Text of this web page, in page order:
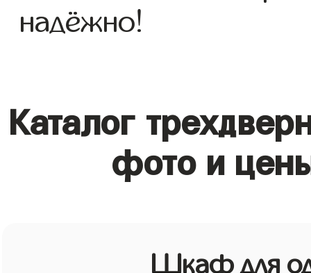
надёжно!
Каталог
фото и
Шкаф для